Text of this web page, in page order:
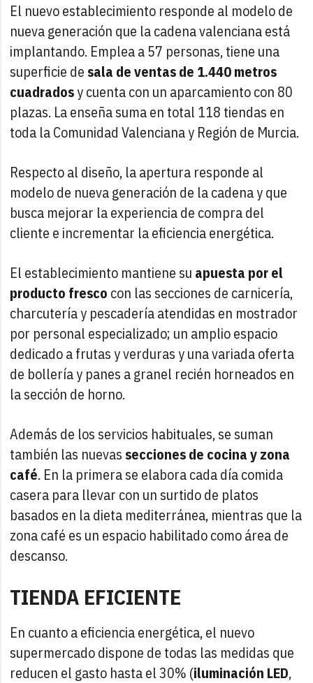
El nuevo establecimiento responde al modelo de
nueva generación que la cadena valenciana está
implantando. Emplea a 57 personas, tiene una
superficie de sala de ventas de 1.440 metros
cuadradosy cuenta con un aparcamiento con 80
plazas. La enseña suma en total 118 tiendas en
toda la Comunidad Valenciana y Región de Murcia.
Respecto al diseño, la apertura responde al
modelo de nueva generación de la cadena y que
busca mejorar la experiencia de compra del
cliente e incrementar la eficiencia energética.
El establecimiento mantiene su apuesta por el
producto fresco con las secciones de carnicería,
charcutería y pescadería atendidas en mostrador
por personal especializado; un amplio espacio
dedicado a frutas y verduras y una variada oferta
de bollería y panes a granel recién horneados en
la sección de horno.
Además de los servicios habituales, se suman
también las nuevas secciones de cocina y zona
café. En la primera se elabora cada día comida
casera para llevar con un surtido de platos
basados en la dieta mediterránea, mientras que la
zona café es un espacio habilitado como área de
descanso.
TIENDA EFICIENTE
En cuanto a eficiencia energética, el nuevo
supermercado dispone de todas las medidas que
reducen el gasto hasta el 30% (iluminación LED,